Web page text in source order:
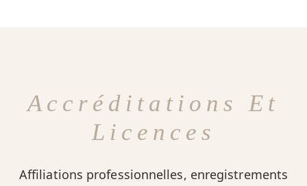
Accréditations Et
Licences
Affiliations professionnelles, enregistrements